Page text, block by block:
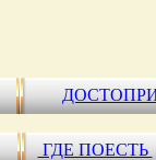
ГДЕ ПОЕСТЬ